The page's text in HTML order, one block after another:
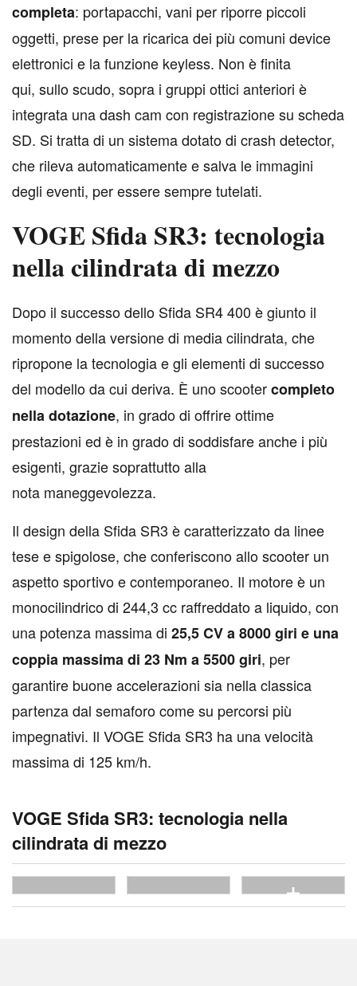
completa: portapacchi, vani per riporre piccoli
oggetti, prese per la ricarica dei più comuni device
elettronici e la funzione keyless. Non è finita
qui, sullo scudo, sopra i gruppi ottici anteriori è
integrata una dash cam con registrazione su scheda
SD. Si tratta di un sistema dotato di crash detector,
che rileva automaticamente e salva le immagini
degli eventi, per essere sempre tutelati.
VOGE Sfida SR3: tecnologia
nella cilindrata di mezzo
Dopo il successo dello Sfida SR4 400 è giunto il
momento della versione di media cilindrata, che
ripropone la tecnologia e gli elementi di successo
del modello da cui deriva. È uno scootercompleto
nella dotazione, in grado di offrire ottime
prestazioni ed è in grado di soddisfare anche i più
esigenti, grazie soprattutto alla
nota maneggevolezza.
Il design della Sfida SR3 è caratterizzato da linee
tese e spigolose, che conferiscono allo scooter un
aspetto sportivo e contemporaneo. Il motore è un
monocilindrico di 244,3 cc raffreddato a liquido, con
una potenza massima di 25,5 CV a 8000 giri e una
coppia massima di 23 Nm a 5500 giri, per
garantire buone accelerazioni sia nella classica
partenza dal semaforo come su percorsi più
impegnativi. Il VOGE Sfida SR3 ha una velocità
massima di 125 km/h.
VOGE Sfida SR3: tecnologia nella
cilindrata di mezzo